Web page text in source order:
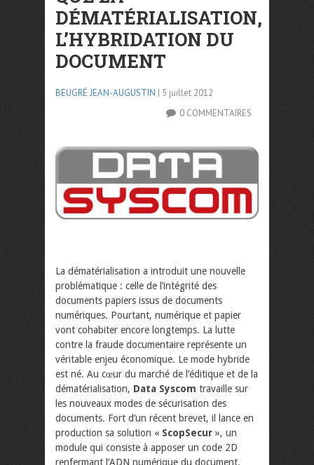
DÉMATÉRIALISATION,
L’HYBRIDATION DU
DOCUMENT
BEUGRÉ JEAN-AUGUSTIN | 5 juillet 2012
0 COMMENTAIRES
La dématérialisation a introduit une nouvelle
problématique : celle de l’intégrité des
documents papiers issus de documents
numériques. Pourtant, numérique et papier
vont cohabiter encore longtemps. La lutte
contre la fraude documentaire représente un
véritable enjeu économique. Le mode hybride
est né. Au cœur du marché de l’éditique et de la
dématérialisation, Data Syscom travaille sur
les nouveaux modes de sécurisation des
documents. Fort d’un récent brevet, il lance en
production sa solution « ScopSecur », un
module qui consiste à apposer un code 2D
renfermant l’ADN numérique du document.